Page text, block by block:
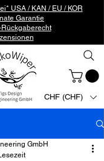
USA / KAN / EU / KOR
Garantie
CHF (CHF)
GmbH